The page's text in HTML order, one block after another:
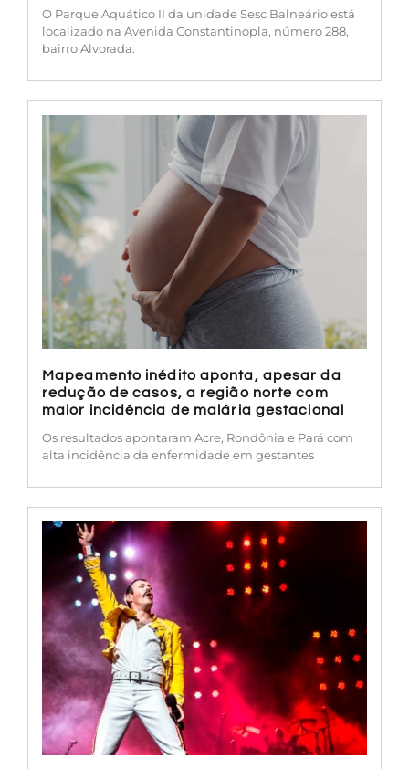
O Parque Aquático II da unidade Sesc Balneário está
localizado na Avenida Constantinopla, número 288,
bairro Alvorada.
Mapeamento inédito aponta, apesar da
redução de casos, a região norte com
maior incidência de malária gestacional
Os resultados apontaram Acre, Rondônia e Pará com
alta incidência da enfermidade em gestantes